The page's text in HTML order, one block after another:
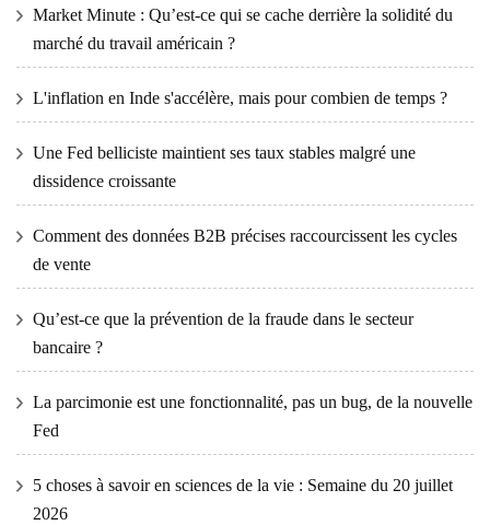
Market Minute : Qu’est-ce qui se cache derrière la solidité du
marché du travail américain ?
L'inflation en Inde s'accélère, mais pour combien de temps ?
Une Fed belliciste maintient ses taux stables malgré une
dissidence croissante
Comment des données B2B précises raccourcissent les cycles
de vente
Qu’est-ce que la prévention de la fraude dans le secteur
bancaire ?
La parcimonie est une fonctionnalité, pas un bug, de la nouvelle
Fed
5 choses à savoir en sciences de la vie : Semaine du 20 juillet
2026